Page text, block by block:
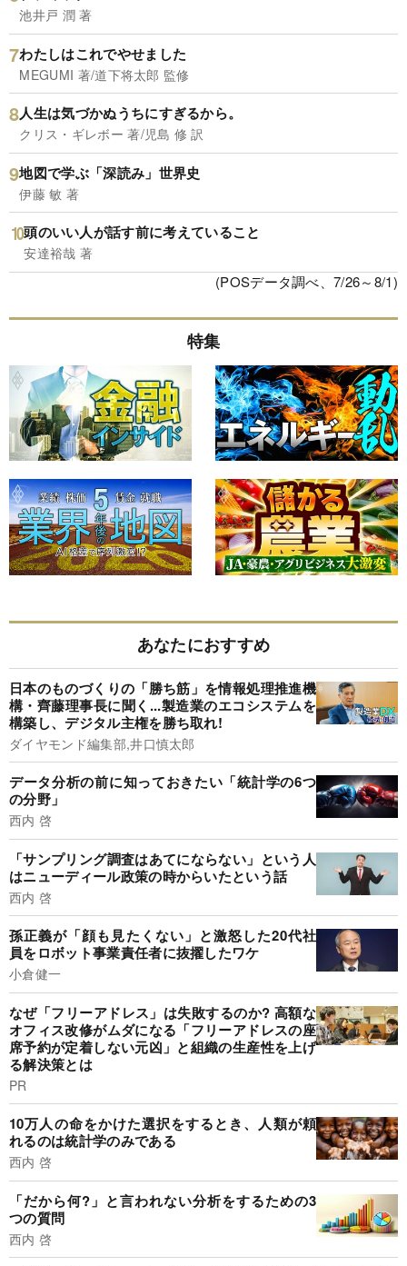
池井戸 潤 著
わたしはこれでやせました
MEGUMI 著/道下将太郎 監修
人生は気づかぬうちにすぎるから。
クリス・ギレボー 著/児島 修 訳
地図で学ぶ「深読み」世界史
伊藤 敏 著
頭のいい人が話す前に考えていること
安達裕哉 著
(POSデータ調べ、7/26～8/1)
特集
あなたにおすすめ
日本のものづくりの「勝ち筋」を情報処理推進機
構・齊藤理事長に聞く...製造業のエコシステムを
構築し、デジタル主権を勝ち取れ!
ダイヤモンド編集部,井口慎太郎
データ分析の前に知っておきたい「統計学の6つ
の分野」
西内 啓
「サンプリング調査はあてにならない」という人
はニューディール政策の時からいたという話
西内 啓
孫正義が「顔も見たくない」と激怒した20代社
員をロボット事業責任者に抜擢したワケ
小倉健一
なぜ「フリーアドレス」は失敗するのか? 高額な
オフィス改修がムダになる「フリーアドレスの座
席予約が定着しない元凶」と組織の生産性を上げ
る解決策とは
PR
10万人の命をかけた選択をするとき、人類が頼
れるのは統計学のみである
西内 啓
「だから何?」と言われない分析をするための3
つの質問
西内 啓